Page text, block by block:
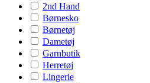
2nd Hand
Børnesko
Børnetøj
Dametøj
Garnbutik
Herretøj
Lingerie